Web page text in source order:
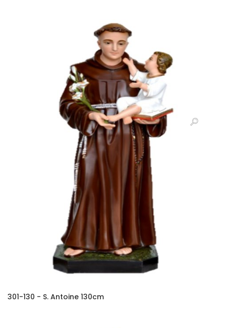
301-130 - S. Antoine 130cm